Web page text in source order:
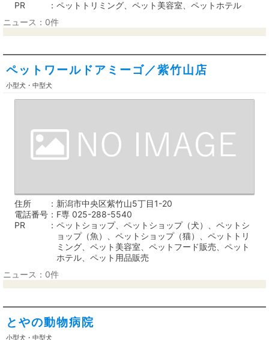
PR
ペットトリミング、ペット美容室、ペットホテル
ニュース：0件
ペットワールドアミーゴ／紫竹山店
小型犬・中型犬
住所
新潟市中央区紫竹山5丁目1-20
電話番号
F専 025-288-5540
PR
ペットショップ、ペットショップ（犬）、ペットシ
ョップ（魚）、ペットショップ（猫）、ペットトリ
ミング、ペット美容室、ペットフード販売、ペット
ホテル、ペット用品販売
ニュース：0件
とやの動物病院
小型犬・中型犬